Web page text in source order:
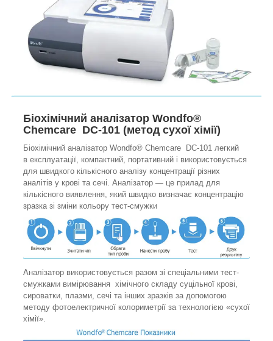
Біохімічний аналізатор Wondfo®
Chemcare DC-101 (метод сухої хімії)
Біохімічний аналізатор Wondfo® Chemcare DC-101 легкий
в експлуатації, компактний, портативний і використовується
для швидкого кількісного аналізу концентрації різних
аналітів у крові та сечі. Аналізатор — це прилад для
кількісного виявлення, який швидко визначає концентрацію
зразка зі зміни кольору тест-смужки
Аналізатор використовується разом зі спеціальними тест-
смужками вимірювання хімічного складу суцільної крові,
сироватки, плазми, сечі та інших зразків за допомогою
методу фотоелектричної колориметрії за технологією «сухої
хімії».